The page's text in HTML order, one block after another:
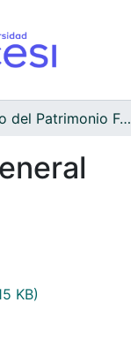
Archivo del Patrimonio Fotográfico y Fílmico del Valle del Cauca
KB)